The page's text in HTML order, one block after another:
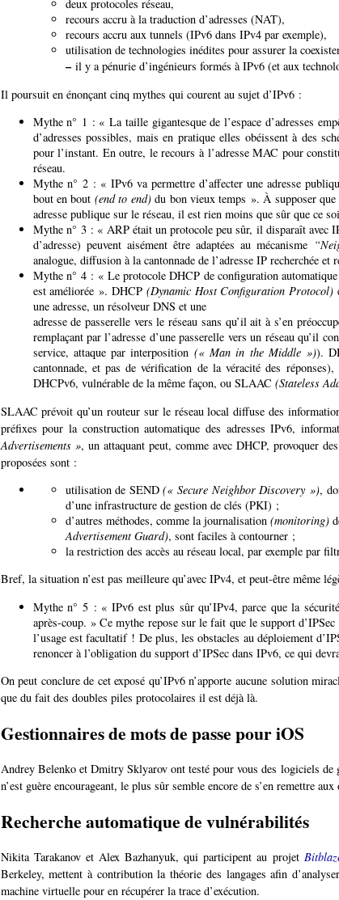
deux protocoles réseau,
recours accru à la traduction d’adresses (NAT),
recours accru aux tunnels (IPv6 dans IPv4 par exemple),
utilisation de technologies inédites pour assurer la
–il y a pénurie d’ingénieurs formés à IPv6 (et aux
Il poursuit en énonçant cinq mythes qui courent au sujet d’IPv6 :
Mythe n° 1 : « La taille gigantesque de l’espace d’adresses
d’adresses possibles, mais en pratique elles obéissent à des
pour l’instant. En outre, le recours à l’adresse MAC pour
réseau.
Mythe n° 2 : « IPv6 va permettre d’affecter une adresse
bout en bout (end to end)du bon vieux temps ». À supposer que
adresse publique sur le réseau, il est rien moins que sûr que ce
Mythe n° 3 : « ARP était un protocole peu sûr, il disparaît avec
d’adresse) peuvent aisément être adaptées au mécanisme
analogue, diffusion à la cantonnade de l’adresse IP recherchée
Mythe n° 4 : « Le protocole DHCP de configuration
est améliorée ». DHCP (Dynamic Host Configuration Protocol)
une adresse, un résolveur DNS et une
adresse de passerelle vers le réseau sans qu’il ait à s’en
remplaçant par l’adresse d’une passerelle vers un réseau qu’il
service, attaque par interposition (« Man in the Middle »)).
cantonnade, et pas de vérification de la véracité des
DHCPv6, vulnérable de la même façon, ou SLAAC (Stateless
SLAAC prévoit qu’un routeur sur le réseau local diffuse des
préfixes pour la construction automatique des adresses IPv6,
Advertisements », un attaquant peut, comme avec DHCP, provoquer
proposées sont :
utilisation de SEND(« Secure Neighbor Discovery »),
d’une infrastructure de gestion de clés (PKI) ;
d’autres méthodes, comme la journalisation (monitoring)
Advertisement Guard), sont faciles à contourner ;
la restriction des accès au réseau local, par exemple par
Bref, la situation n’est pas meilleure qu’avec IPv4, et peut-être même
Mythe n° 5 : « IPv6 est plus sûr qu’IPv4, parce que la
après-coup. » Ce mythe repose sur le fait que le support
l’usage est facultatif ! De plus, les obstacles au déploiement
renoncer à l’obligation du support d’IPSec dans IPv6, ce qui
On peut conclure de cet exposé qu’IPv6 n’apporte aucune solution
que du fait des doubles piles protocolaires il est déjà là.
Gestionnaires de mots de passe pour iOS
Andrey Belenko et Dmitry Sklyarov ont testé pour vous des logiciels
n’est guère encourageant, le plus sûr semble encore de s’en remettre
Recherche automatique de vulnérabilités
Nikita Tarakanov et Alex Bazhanyuk, qui participent au projet
Berkeley, mettent à contribution la théorie des langages afin
machine virtuelle pour en récupérer la trace d’exécution.